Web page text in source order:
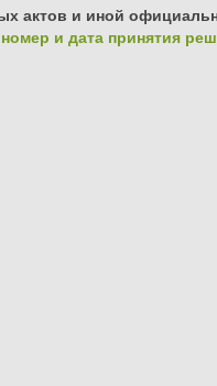
актов и иной
и дата принятия